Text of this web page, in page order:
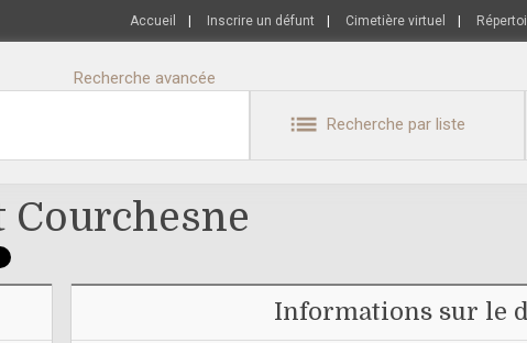
Accueil Inscrire un défunt Cimetière virtuel
Recherche avancée
Recherche par liste
Courchesne
Informations sur le